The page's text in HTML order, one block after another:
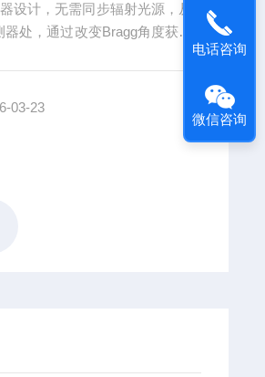
设计，无需同步辐射光源，从
处，通过改变Bragg角度获得
03-23
电话咨询
微信咨询